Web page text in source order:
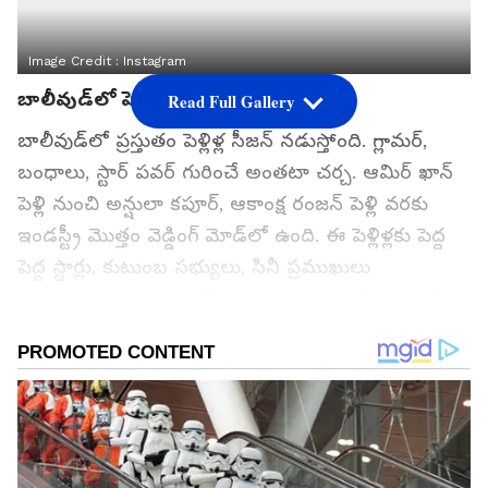
Image Credit :Instagram
బాలీవుడ్‌లో పెళ్లిళ్ల మోత
బాలీవుడ్‌లో ప్రస్తుతం పెళ్లిళ్ల సీజన్ నడుస్తోంది. గ్లామర్,
బంధాలు, స్టార్ పవర్ గురించే అంతటా చర్చ. ఆమిర్ ఖాన్
పెళ్లి నుంచి అన్షులా కపూర్, ఆకాంక్ష రంజన్ పెళ్లి వరకు
ఇండస్ట్రీ మొత్తం వెడ్డింగ్ మోడ్‌లో ఉంది. ఈ పెళ్లిళ్లకు పెద్ద
పెద్ద స్టార్లు, కుటుంబ సభ్యులు, సినీ ప్రముఖులు
ఈవెంట్స్.
గూగుల్‌లో ఆసక్తికరమైన సమాచారం కోసం ఏసియానెట్ తెలుగు
ను మీ ఫ్రిఫర్డ్ సోర్స్ గా ఎంచుకోండి
Read Full Gallery